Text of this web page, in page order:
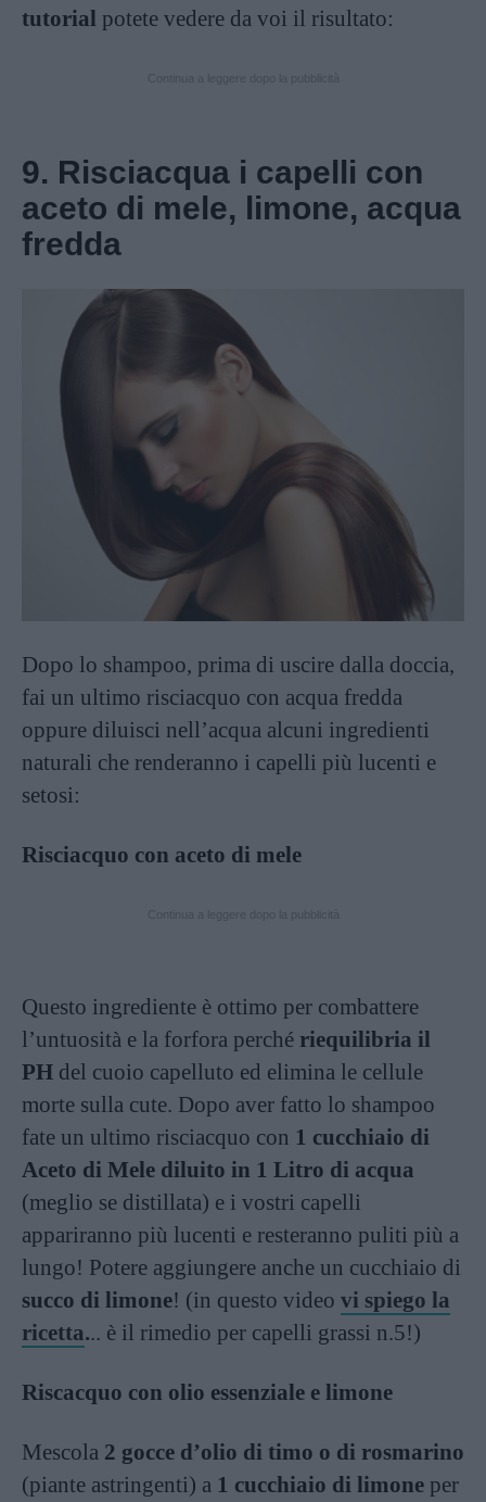
tutorial potete vedere da voi il risultato:
9. Risciacqua i capelli con
aceto di mele, limone, acqua
fredda
Dopo lo shampoo, prima di uscire dalla doccia,
fai un ultimo risciacquo con acqua fredda
oppure diluisci nell’acqua alcuni ingredienti
naturali che renderanno i capelli più lucenti e
setosi:
Risciacquo con aceto di mele
Questo ingrediente è ottimo per combattere
l’untuosità e la forfora perché riequilibria il
PH del cuoio capelluto ed elimina le cellule
morte sulla cute. Dopo aver fatto lo shampoo
fate un ultimo risciacquo con 1 cucchiaio di
Aceto di Mele diluito in 1 Litro di acqua
(meglio se distillata) e i vostri capelli
appariranno più lucenti e resteranno puliti più a
lungo! Potere aggiungere anche un cucchiaio di
succo di limone! (in questo video vi spiego la
ricetta... è il rimedio per capelli grassi n.5!)
Riscacquo con olio essenziale e limone
Mescola 2 gocce d’olio di timo o di rosmarino
(piante astringenti) a 1 cucchiaio di limone per